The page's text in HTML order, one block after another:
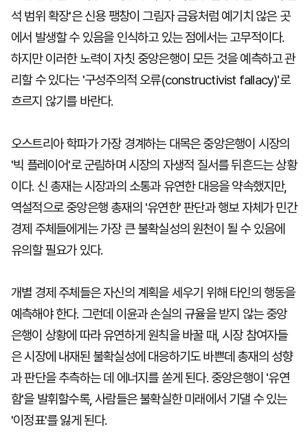
석 범위 확장'은 신용 팽창이 그림자 금융처럼 예기치 않은 곳
에서 발생할 수 있음을 인식하고 있는 점에서는 고무적이다.
하지만 이러한 노력이 자칫 중앙은행이 모든 것을 예측하고 관
리할 수 있다는 '구성주의적 오류(constructivist fallacy)'로
흐르지 않기를 바란다.
오스트리아 학파가 가장 경계하는 대목은 중앙은행이 시장의
'빅 플레이어'로 군림하며 시장의 자생적 질서를 뒤흔드는 상황
이다. 신 총재는 시장과의 소통과 유연한 대응을 약속했지만,
역설적으로 중앙은행 총재의 '유연한' 판단과 행보 자체가 민간
경제 주체들에게는 가장 큰 불확실성의 원천이 될 수 있음에
유의할 필요가 있다.
개별 경제 주체들은 자신의 계획을 세우기 위해 타인의 행동을
예측해야 한다. 그런데 이윤과 손실의 규율을 받지 않는 중앙
은행이 상황에 따라 유연하게 원칙을 바꿀 때, 시장 참여자들
은 시장에 내재된 불확실성에 대응하기도 바쁜데 총재의 성향
과 판단을 추측하는 데 에너지를 쏟게 된다. 중앙은행이 '유연
함'을 발휘할수록, 사람들은 불확실한 미래에서 기댈 수 있는
'이정표'를 잃게 된다.